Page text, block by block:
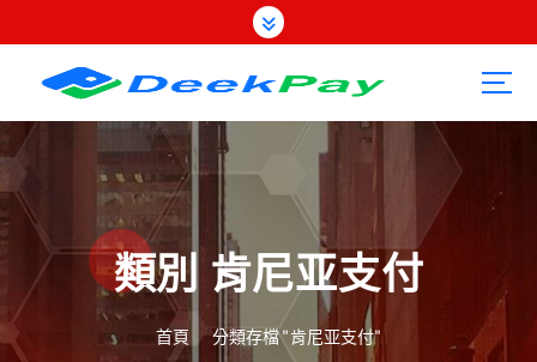
至
類別 肯尼亚支付
首頁 分類存檔 "肯尼亚支付"